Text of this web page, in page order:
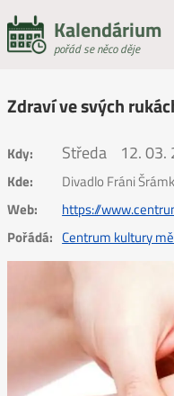
Kalendárium
pořád se něco děje
Zdraví ve svých
Kdy: Středa 12. 03.
Kde: Divadlo Fráni
Web:
https://
Pořádá: Centrum kultury